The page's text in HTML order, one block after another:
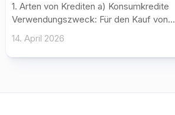
1. Arten von Krediten a) Konsumkredite
Verwendungszweck: Für den Kauf von...
14. April 2026